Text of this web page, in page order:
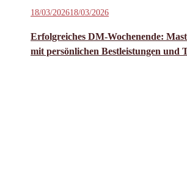
Veröffentlicht
18/03/202618/03/2026
Erfolgreiches DM-Wochenende:
mit persönlichen Bestleistungen und